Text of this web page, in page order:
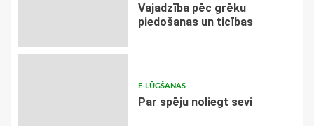
Vajadzība pēc grēku
piedošanas un ticības
E-LŪGŠANAS
Par spēju noliegt sevi